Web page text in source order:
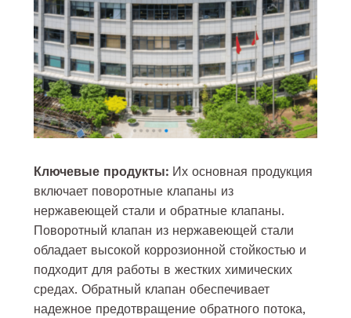
Ключевые продукты: Их основная продукция
включает поворотные клапаны из
нержавеющей стали и обратные клапаны.
Поворотный клапан из нержавеющей стали
обладает высокой коррозионной стойкостью и
подходит для работы в жестких химических
средах. Обратный клапан обеспечивает
надежное предотвращение обратного потока,